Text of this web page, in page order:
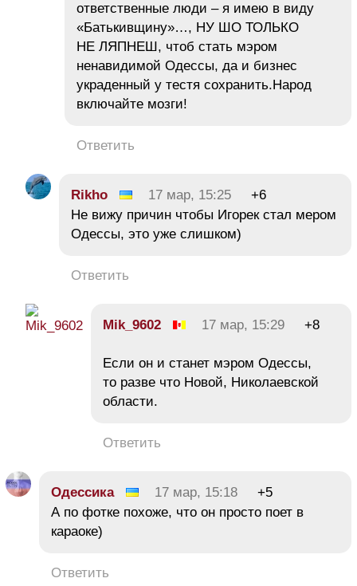
ответственные люди – я имею в виду
«Батькивщину»…, НУ ШО ТОЛЬКО
НЕ ЛЯПНЕШ, чтоб стать мэром
ненавидимой Одессы, да и бизнес
украденный у тестя сохранить.Народ
включайте мозги!
Ответить
Rikho 17 мар, 15:25
+6
Не вижу причин чтобы Игорек стал мером
Одессы, это уже слишком)
Ответить
Mik_9602 17 мар, 15:29 +8
Если он и станет мэром Одессы,
то разве что Новой, Николаевской
области.
Ответить
Одессика 17 мар, 15:18
+5
А по фотке похоже, что он просто поет в
караоке)
Ответить